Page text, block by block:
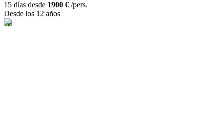
15 días desde 1900 € /pers.
Desde los 12 años